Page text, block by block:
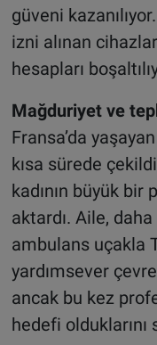
güveni
izni alınan
hesapları
Mağduriyet ve
Fransa’da
kısa sürede
kadının büyük bir
aktardı. Aile, daha
ambulans uçakla
yardımsever
ancak bu kez
hedefi olduklarını